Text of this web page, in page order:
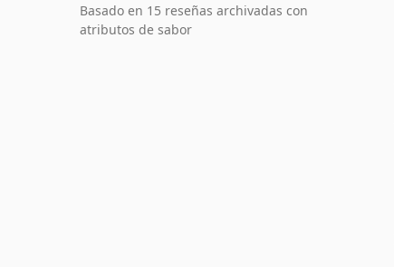
Basado en 15 reseñas archivadas con
atributos de sabor